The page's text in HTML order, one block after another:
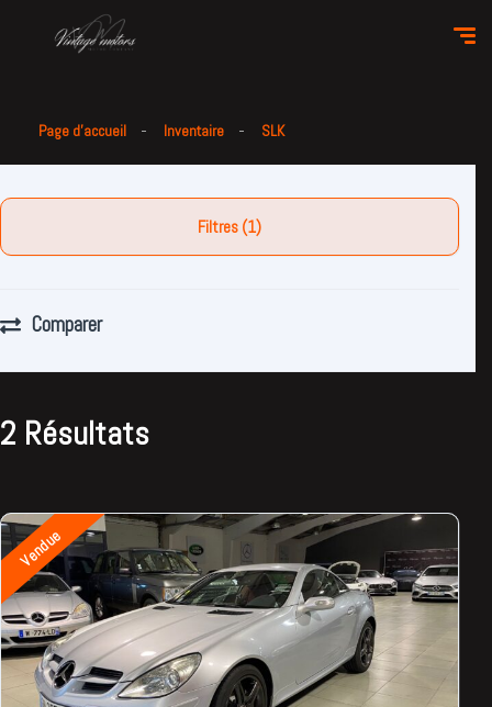
Page d'accueil Inventaire SLK
Filtres (1)
Comparer
2 Résultats
Vendue